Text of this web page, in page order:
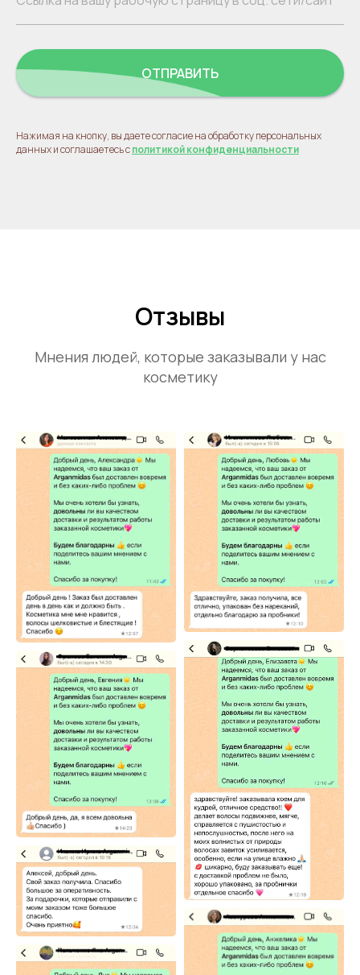
ОТПРАВИТЬ
Нажимая на кнопку, вы даете согласие на обработку персональных
данных и соглашаетесь сполитикой конфиденциальности
Отзывы
Мнения людей, которые заказывали у нас
косметику